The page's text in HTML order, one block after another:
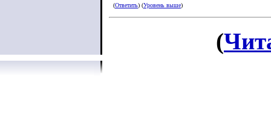
(Ответить) (Уровень выше)
(